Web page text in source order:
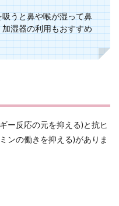
うと鼻や喉が湿って鼻
湿器の利用もおすすめ
ー反応の元を抑える)と抗ヒ
ンの働きを抑える)がありま